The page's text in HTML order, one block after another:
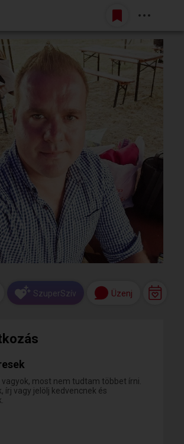
Belépés
SzuperSzív Üzenj
vagyok, most nem tudtam többet írni.
írj vagy jelölj kedvencnek és